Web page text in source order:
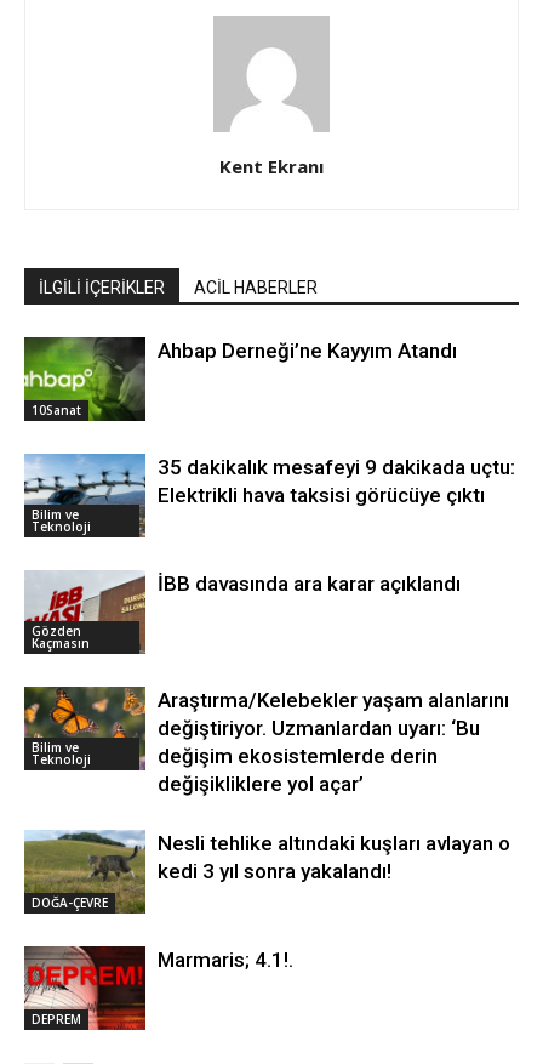
Kent Ekranı
İLGİLİ İÇERİKLER ACİL HABERLER
10Sanat
Ahbap Derneği’ne Kayyım Atandı
Bilim ve
Teknoloji
35 dakikalık mesafeyi 9 dakikada uçtu:
Elektrikli hava taksisi görücüye çıktı
Gözden
Kaçmasın
İBB davasında ara karar açıklandı
Bilim ve
Teknoloji
Araştırma/Kelebekler yaşam alanlarını
değiştiriyor. Uzmanlardan uyarı: ‘Bu
değişim ekosistemlerde derin
değişikliklere yol açar’
DOĞA-ÇEVRE
Nesli tehlike altındaki kuşları avlayan o
kedi 3 yıl sonra yakalandı!
DEPREM
Marmaris; 4.1!.